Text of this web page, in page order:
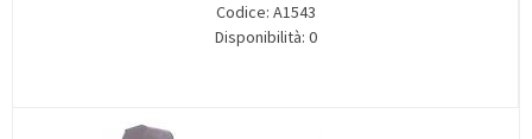
Codice: A1543
Disponibilità: 0